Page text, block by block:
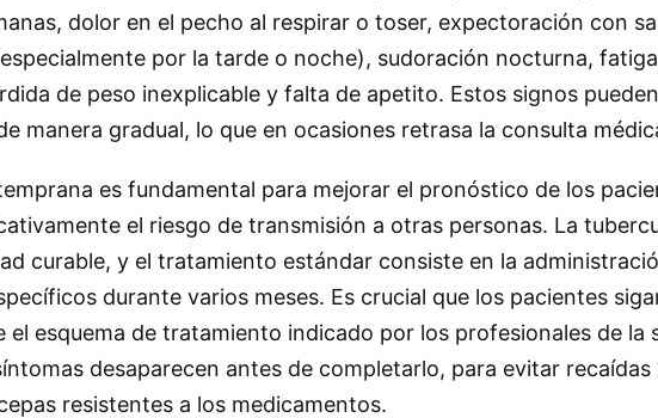
dolor en el pecho al respirar o toser, expectoración con
por la tarde o noche), sudoración nocturna, fatiga
de peso inexplicable y falta de apetito. Estos signos pueden
manera gradual, lo que en ocasiones retrasa la consulta
es fundamental para mejorar el pronóstico de los
el riesgo de transmisión a otras personas. La
curable, y el tratamiento estándar consiste en la
durante varios meses. Es crucial que los pacientes
el esquema de tratamiento indicado por los profesionales de la
desaparecen antes de completarlo, para evitar recaídas
resistentes a los medicamentos.